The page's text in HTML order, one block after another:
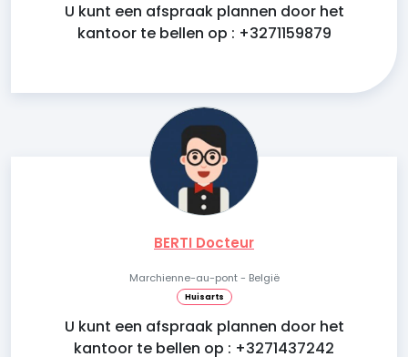
U kunt een afspraak plannen door het
kantoor te bellen op : +3271159879
BERTI Docteur
Marchienne-au-pont - België
Huisarts
U kunt een afspraak plannen door het
kantoor te bellen op : +3271437242